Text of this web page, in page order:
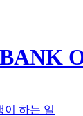
이 하는 일